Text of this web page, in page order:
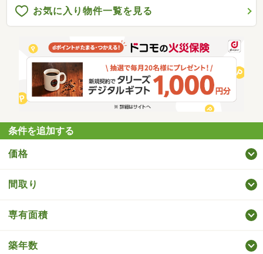
お気に入り物件一覧を見る
条件を追加する
価格
間取り
専有面積
築年数